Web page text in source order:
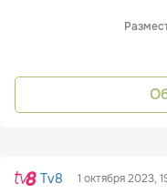
Tv8 1 октября 2023,